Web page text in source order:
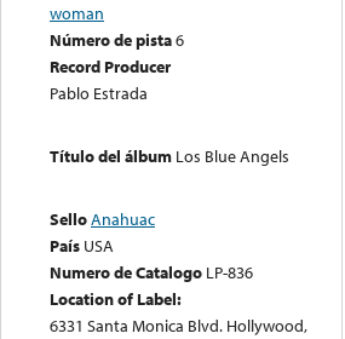
woman
Número de pista6
Record Producer
Pablo Estrada
Título del álbum Los Blue Angels
SelloAnahuac
País USA
Numero de Catalogo LP-836
Location of Label:
6331 Santa Monica Blvd. Hollywood,